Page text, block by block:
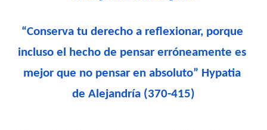
“Conserva tu derecho a reflexionar, porque
incluso el hecho de pensar erróneamente es
mejor que no pensar en absoluto” Hypatia
de Alejandría (370-415)